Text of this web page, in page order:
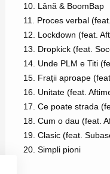
10. Lână & BoomBap
11. Proces verbal
12. Lockdown (feat.
13. Dropkick (feat.
14. Unde PLM e Titi
15. Frații aproape
16. Unitate (feat.
17. Ce poate strada
18. Cum o dau (feat.
19. Clasic (feat.
20. Simpli pioni